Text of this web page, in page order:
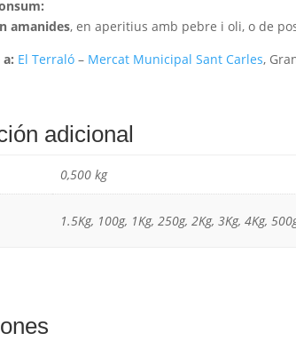
amanides, en aperitius amb pebre i oli, o de
El Terraló – Mercat Municipal Sant Carles,
adicional
0,500 kg
1.5Kg, 100g, 1Kg, 250g, 2Kg, 3Kg, 4Kg,